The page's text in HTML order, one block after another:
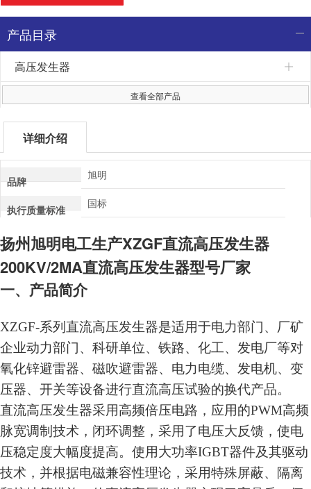
产品目录
高压发生器
查看全部产品
详细介绍
品牌 旭明
执行质量标准 国标
扬州旭明电工生产XZGF直流高压发生器
200KV/2MA直流高压发生器型号厂家
一、产品简介
XZGF-系列 直流高压发生器是适用于电力部门、厂矿
企业动力部门、科研单位、铁路、化工、发电厂等对
氧化锌避雷器、磁吹避雷器、电力电缆、发电机、变
压器、开关等设备进行直流高压试验的换代产品。
直流高压发生器采用高频倍压电路，应用的PWM高频
脉宽调制技术，闭环调整，采用了电压大反馈，使电
压稳定度大幅度提高。使用大功率IGBT器件及其驱动
技术，并根据电磁兼容性理论，采用特殊屏蔽、隔离